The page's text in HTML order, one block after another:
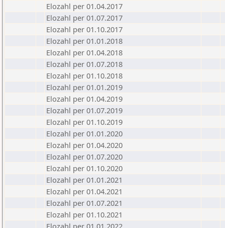
Elozahl per 01.04.2017
Elozahl per 01.07.2017
Elozahl per 01.10.2017
Elozahl per 01.01.2018
Elozahl per 01.04.2018
Elozahl per 01.07.2018
Elozahl per 01.10.2018
Elozahl per 01.01.2019
Elozahl per 01.04.2019
Elozahl per 01.07.2019
Elozahl per 01.10.2019
Elozahl per 01.01.2020
Elozahl per 01.04.2020
Elozahl per 01.07.2020
Elozahl per 01.10.2020
Elozahl per 01.01.2021
Elozahl per 01.04.2021
Elozahl per 01.07.2021
Elozahl per 01.10.2021
Elozahl per 01.01.2022